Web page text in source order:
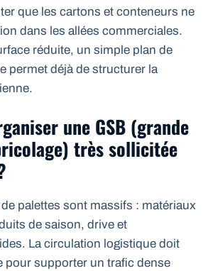
que les cartons et conteneurs ne
dans les allées commerciales.
réduite, un simple plan de
permet déjà de structurer la
une GSB (grande
très sollicitée
palettes sont massifs : matériaux
de saison, drive et
La circulation logistique doit
pour supporter un trafic dense